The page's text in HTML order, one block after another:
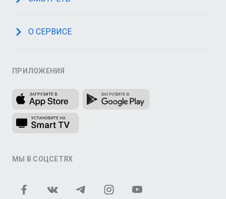
О СЕРВИСЕ
ПРИЛОЖЕНИЯ
МЫ В СОЦСЕТЯХ